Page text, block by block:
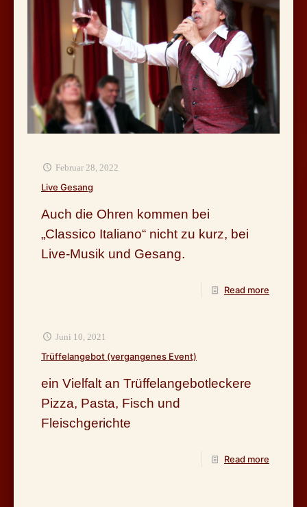
Februar 28, 2022
Live Gesang
Auch die Ohren kommen bei
„Classico Italiano“ nicht zu kurz, bei
Live-Musik und Gesang.
Read more
Juni 10, 2021
Trüffelangebot (vergangenes Event)
ein Vielfalt an Trüffelangebotleckere
Pizza, Pasta, Fisch und
Fleischgerichte
Read more